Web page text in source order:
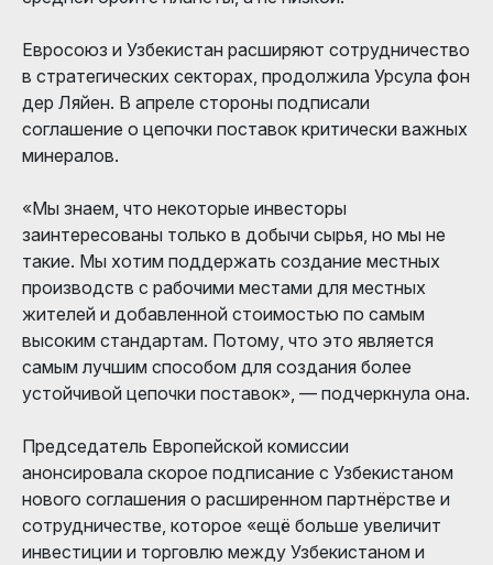
Евросоюз и Узбекистан расширяют сотрудничество
в стратегических секторах, продолжила Урсула фон
дер Ляйен. В апреле стороны подписали
соглашение о цепочки поставок критически важных
минералов.
«Мы знаем, что некоторые инвесторы
заинтересованы только в добычи сырья, но мы не
такие. Мы хотим поддержать создание местных
производств с рабочими местами для местных
жителей и добавленной стоимостью по самым
высоким стандартам. Потому, что это является
самым лучшим способом для создания более
устойчивой цепочки поставок», — подчеркнула она.
Председатель Европейской комиссии
анонсировала скорое подписание с Узбекистаном
нового соглашения о расширенном партнёрстве и
сотрудничестве, которое «ещё больше увеличит
инвестиции и торговлю между Узбекистаном и